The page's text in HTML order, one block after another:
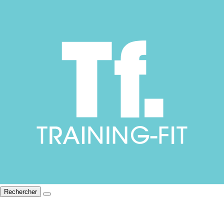
Rechercher